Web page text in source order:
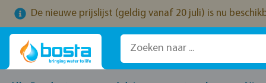
de hoofdinhoud
Ga naar de zoekopdracht
Ga naar de hoofdnavigatie
De nieuwe prijslijst (geldig vanaf 20 juli) is nu